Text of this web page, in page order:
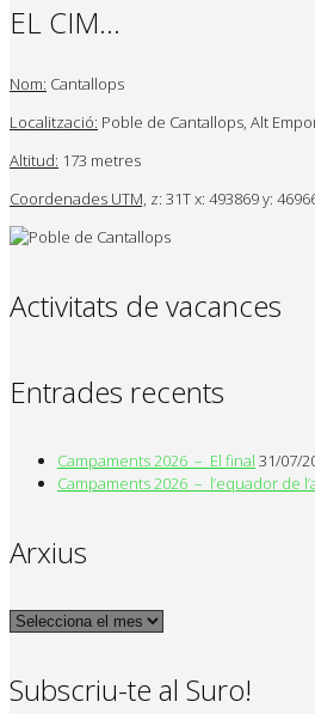
EL CIM…
Nom: Cantallops
Localització: Poble de Cantallops, Alt
Altitud: 173 metres
Coordenades UTM, z: 31T x: 493869 y:
Activitats de vacances
Entrades recents
Campaments 2026 – El final 31/07/
Campaments 2026 – l’equador de
Arxius
Arxius
Subscriu-te al Suro!